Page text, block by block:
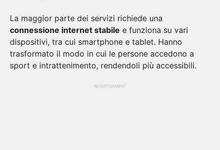
La maggior parte dei servizi richiede una
connessione internet stabile e funziona su vari
dispositivi, tra cui smartphone e tablet. Hanno
trasformato il modo in cui le persone accedono a
sport e intrattenimento, rendendoli più accessibili.
ADVERTISEMENT